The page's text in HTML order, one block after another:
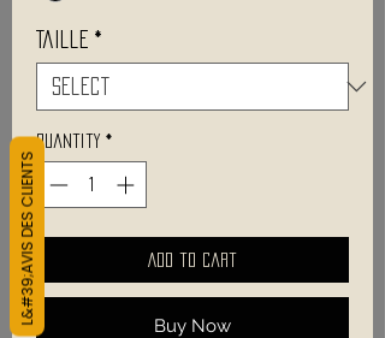
Taille *
Quantity *
Add to Cart
Buy Now
L&#39;AVIS DES CLIENTS